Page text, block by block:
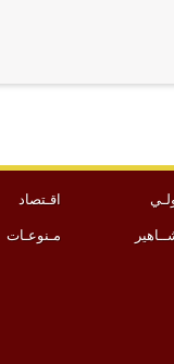
اقـتصاد
مـنوعـات